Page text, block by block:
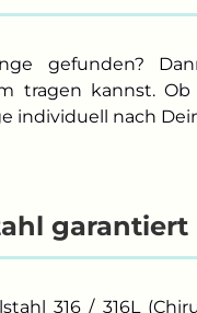
gefunden?
tragen kannst.
individuell nach
316 / 316L